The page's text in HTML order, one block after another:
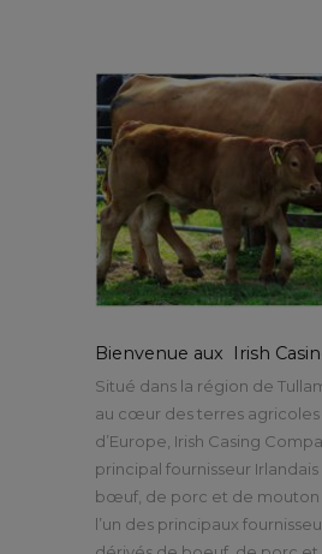
Bienvenue aux Irish
Situé dans la région de
au cœur des terres agricoles
d’Europe, Irish Casing
principal fournisseur
bœuf, de porc et de mouton
l’un des principaux